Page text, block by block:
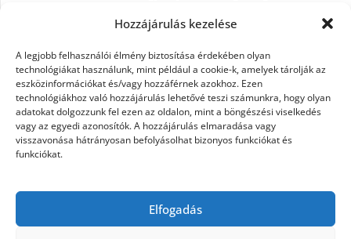
Hozzájárulás kezelése
A legjobb felhasználói élmény biztosítása érdekében olyan
technológiákat használunk, mint például a cookie-k, amelyek tárolják az
eszközinformációkat és/vagy hozzáférnek azokhoz. Ezen
technológiákhoz való hozzájárulás lehetővé teszi számunkra, hogy olyan
adatokat dolgozzunk fel ezen az oldalon, mint a böngészési viselkedés
vagy az egyedi azonosítók. A hozzájárulás elmaradása vagy
visszavonása hátrányosan befolyásolhat bizonyos funkciókat és
funkciókat.
Elfogadás
Magyarországon: milyen jogi szabályozásra kell figyelni?
Akciós külföldi nyaralás 2026-ban előfoglalással: mit
ellenőrizz az ár mellett?
A Kassai Irodaház modern munkakörnyezetet biztosít